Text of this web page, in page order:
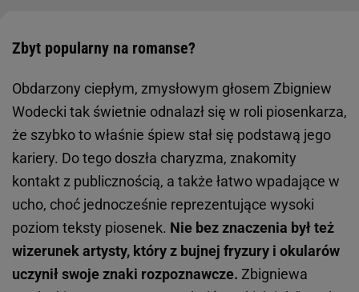
Zbyt popularny na romanse?
Obdarzony ciepłym, zmysłowym głosem Zbigniew
Wodecki tak świetnie odnalazł się w roli piosenkarza,
że szybko to właśnie śpiew stał się podstawą jego
kariery. Do tego doszła charyzma, znakomity
kontakt z publicznością, a także łatwo wpadające w
ucho, choć jednocześnie reprezentujące wysoki
poziom teksty piosenek. Nie bez znaczenia był też
wizerunek artysty, który z bujnej fryzury i okularów
uczynił swoje znaki rozpoznawcze. Zbigniewa